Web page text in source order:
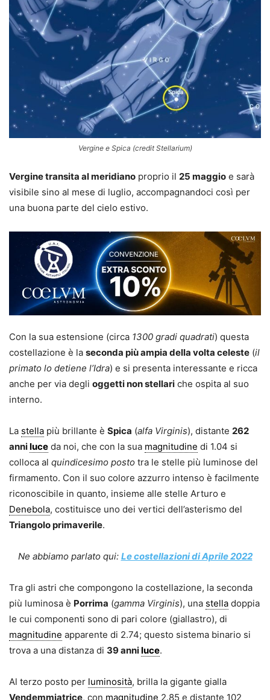
Vergine e Spica (credit Stellarium)
Vergine transita al meridiano proprio il 25 maggio e sarà
visibile sino al mese di luglio, accompagnandoci così per
una buona parte del cielo estivo.
Con la sua estensione (circa 1300 gradi quadrati) questa
costellazione è la seconda più ampia della volta celeste (il
primato lo detiene l’Idra) e si presenta interessante e ricca
anche per via degli oggetti non stellari che ospita al suo
interno.
La stella più brillante è Spica (alfa Virginis), distante 262
anniluce da noi, che con la sua magnitudine di 1.04 si
colloca al quindicesimo posto tra le stelle più luminose del
firmamento. Con il suo colore azzurro intenso è facilmente
riconoscibile in quanto, insieme alle stelle Arturo e
Denebola, costituisce uno dei vertici dell’asterismo del
Triangolo primaverile.
Ne abbiamo parlato qui: Le costellazioni di Aprile 2022
Tra gli astri che compongono la costellazione, la seconda
più luminosa è Porrima (gamma Virginis), una stella doppia
le cui componenti sono di pari colore (giallastro), di
magnitudine apparente di 2.74; questo sistema binario si
trova a una distanza di 39 anniluce.
Al terzo posto per luminosità, brilla la gigante gialla
Vendemmiatrice, con magnitudine 2.85 e distante 102